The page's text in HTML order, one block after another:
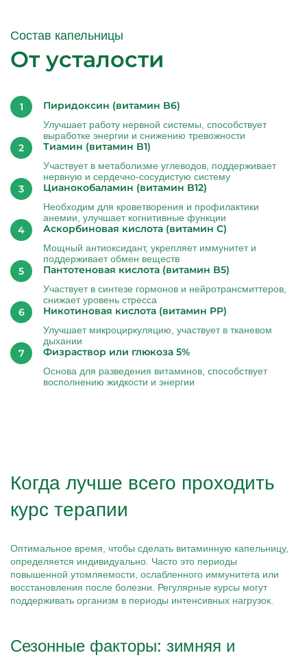
Состав капельницы
От усталости
Пиридоксин (витамин B6)
Улучшает работу нервной системы, способствует
выработке энергии и снижению тревожности
Тиамин (витамин B1)
Участвует в метаболизме углеводов, поддерживает
нервную и сердечно-сосудистую систему
Цианокобаламин (витамин B12)
Необходим для кроветворения и профилактики
анемии, улучшает когнитивные функции
Аскорбиновая кислота (витамин C)
Мощный антиоксидант, укрепляет иммунитет и
поддерживает обмен веществ
Пантотеновая кислота (витамин B5)
Участвует в синтезе гормонов и нейротрансмиттеров,
снижает уровень стресса
Никотиновая кислота (витамин PP)
Улучшает микроциркуляцию, участвует в тканевом
дыхании
Физраствор или глюкоза 5%
Основа для разведения витаминов, способствует
восполнению жидкости и энергии
Когда лучше всего проходить
курс терапии
Оптимальное время, чтобы сделать витаминную капельницу,
определяется индивидуально. Часто это периоды
повышенной утомляемости, ослабленного иммунитета или
восстановления после болезни. Регулярные курсы могут
поддерживать организм в периоды интенсивных нагрузок.
Сезонные факторы: зимняя и